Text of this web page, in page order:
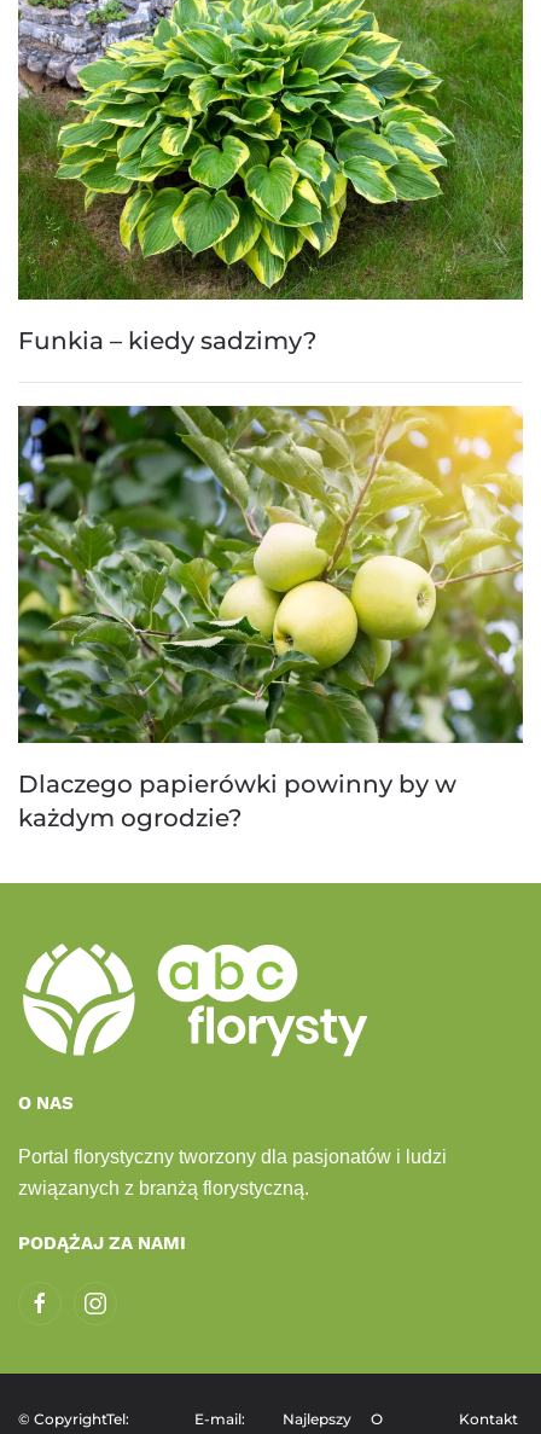
Funkia – kiedy sadzimy?
Dlaczego papierówki powinny by w
każdym ogrodzie?
O NAS
Portal florystyczny tworzony dla pasjonatów i ludzi
związanych z branżą florystyczną.
PODĄŻAJ ZA NAMI
© CopyrightTel:
E-mail:
Najlepszy
O
Kontakt